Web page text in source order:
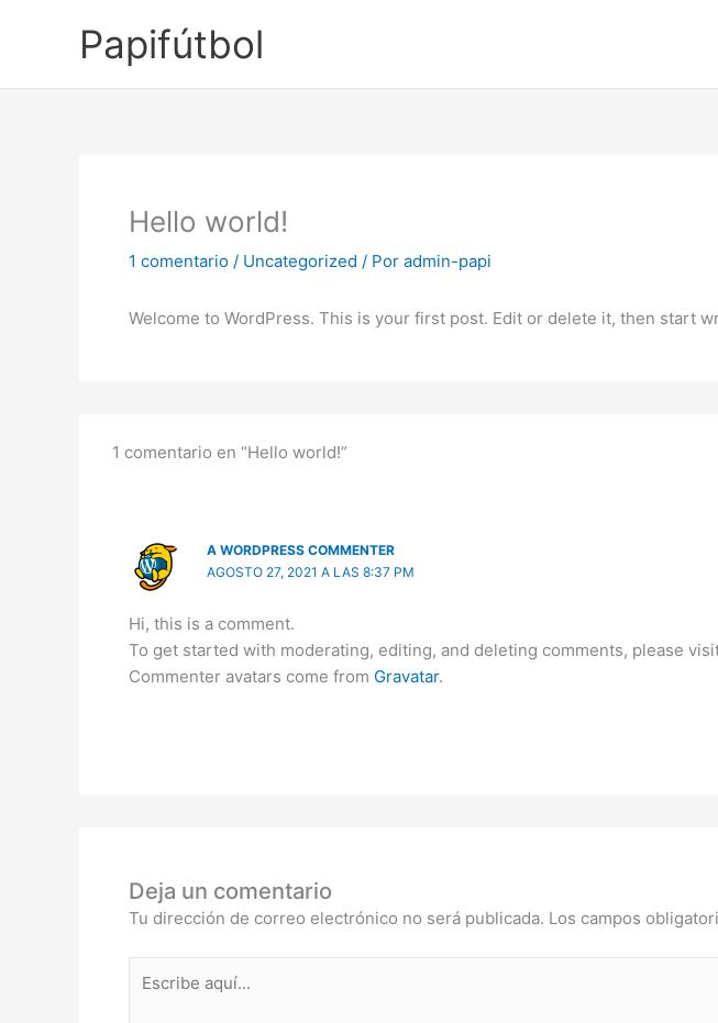
Papifútbol
Hello world!
1 comentario / Uncategorized / Por admin-papi
Welcome to WordPress. This is your first post. Edit or delete it, then start
1 comentario en “Hello world!”
A WORDPRESS COMMENTER
AGOSTO 27, 2021 A LAS 8:37 PM
Hi, this is a comment.
To get started with moderating, editing, and deleting comments, please
Commenter avatars come from Gravatar.
Deja un comentario
Tu dirección de correo electrónico no será publicada. Los campos
aquí...